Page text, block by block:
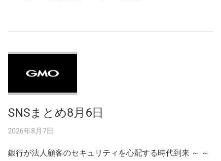
SNSまとめ8月6日
2026年8月7日
銀行が法人顧客のセキュリティを心配する時代到来 ～ ～